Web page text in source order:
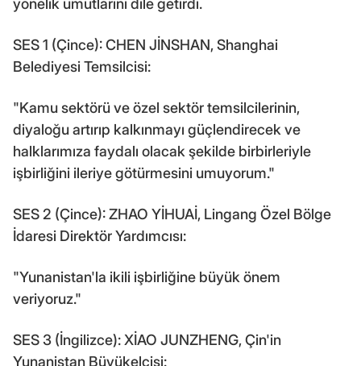
yönelik umutlarını dile getirdi.
SES 1 (Çince): CHEN JİNSHAN, Shanghai
Belediyesi Temsilcisi:
"Kamu sektörü ve özel sektör temsilcilerinin,
diyaloğu artırıp kalkınmayı güçlendirecek ve
halklarımıza faydalı olacak şekilde birbirleriyle
işbirliğini ileriye götürmesini umuyorum."
SES 2 (Çince): ZHAO YİHUAİ, Lingang Özel Bölge
İdaresi Direktör Yardımcısı:
"Yunanistan'la ikili işbirliğine büyük önem
veriyoruz."
SES 3 (İngilizce): XİAO JUNZHENG, Çin'in
Yunanistan Büyükelçisi: